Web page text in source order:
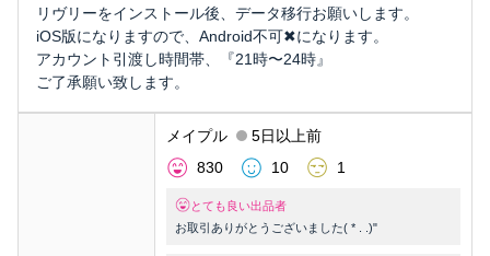
リヴリーをインストール後、データ移行お願いします。
iOS版になりますので、Android不可✖︎になります。
アカウント引渡し時間帯、『21時〜24時』
ご了承願い致します。
メイプル
5日以上前
830
10 1
とても良い出品者
お取引ありがとうございました( * . .)"